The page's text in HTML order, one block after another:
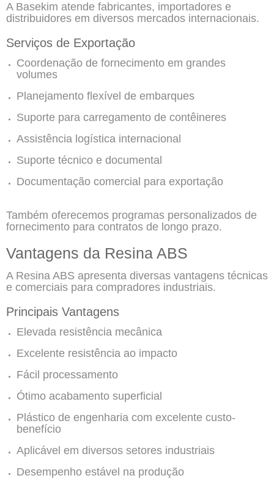
A Basekim atende fabricantes, importadores e
distribuidores em diversos mercados internacionais.
Serviços de Exportação
Coordenação de fornecimento em grandes
volumes
Planejamento flexível de embarques
Suporte para carregamento de contêineres
Assistência logística internacional
Suporte técnico e documental
Documentação comercial para exportação
Também oferecemos programas personalizados de
fornecimento para contratos de longo prazo.
Vantagens da Resina ABS
A Resina ABS apresenta diversas vantagens técnicas
e comerciais para compradores industriais.
Principais Vantagens
Elevada resistência mecânica
Excelente resistência ao impacto
Fácil processamento
Ótimo acabamento superficial
Plástico de engenharia com excelente custo-
benefício
Aplicável em diversos setores industriais
Desempenho estável na produção